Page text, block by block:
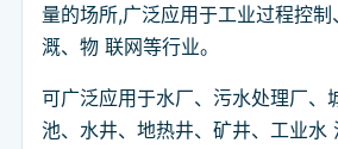
量的场所,广泛应用于工业过程控
溉、物 联网等行业。
可广泛应用于水厂、污水处理厂、
池、水井、地热井、矿井、工业水